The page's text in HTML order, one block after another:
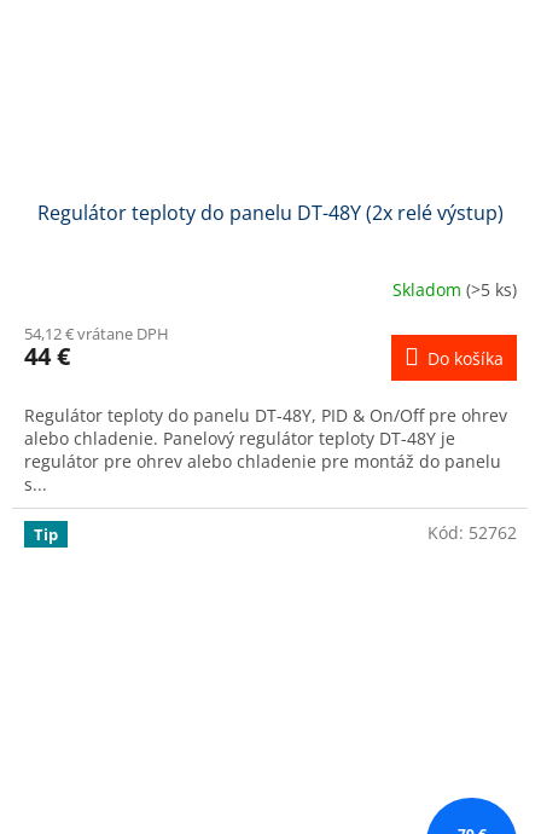
Regulátor teploty do panelu DT-48Y (2x relé výstup)
Skladom (>5 ks)
54,12 € vrátane DPH
44 € Do košíka
Regulátor teploty do panelu DT-48Y, PID & On/Off pre ohrev
alebo chladenie. Panelový regulátor teploty DT-48Y je
regulátor pre ohrev alebo chladenie pre montáž do panelu
s...
Tip Kód: 52762